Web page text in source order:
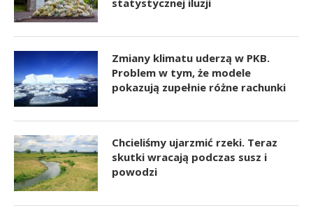
statystycznej iluzji
Zmiany klimatu uderzą w PKB.
Problem w tym, że modele
pokazują zupełnie różne rachunki
Chcieliśmy ujarzmić rzeki. Teraz
skutki wracają podczas susz i
powodzi